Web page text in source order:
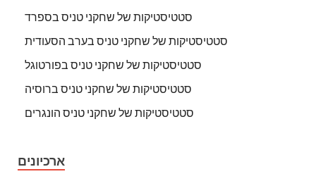
סטטיסטיקות של שחקני טניס בספרד
סטטיסטיקות של שחקני טניס בערב הסעודית
סטטיסטיקות של שחקני טניס בפורטוגל
סטטיסטיקות של שחקני טניס ברוסיה
סטטיסטיקות של שחקני טניס הונגרים
ארכיונים